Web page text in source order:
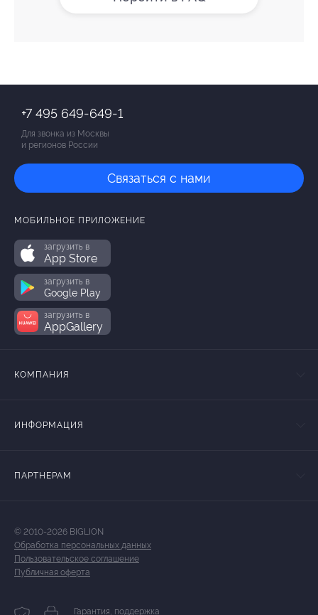
+7 495 649-649-1
Для звонка из Москвы
и регионов России
Связаться с нами
МОБИЛЬНОЕ ПРИЛОЖЕНИЕ
загрузить в
App Store
загрузить в
Google Play
загрузить в
AppGallery
КОМПАНИЯ
ИНФОРМАЦИЯ
ПАРТНЕРАМ
© 2010-2026 BIGLION
Обработка персональных данных
Пользовательское соглашение
Публичная оферта
Гарантия, поддержка